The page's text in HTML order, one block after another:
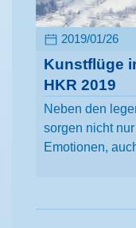
2019/01/26
Kunstflüge
HKR 2019
Neben den
sorgen nicht
Emotionen,